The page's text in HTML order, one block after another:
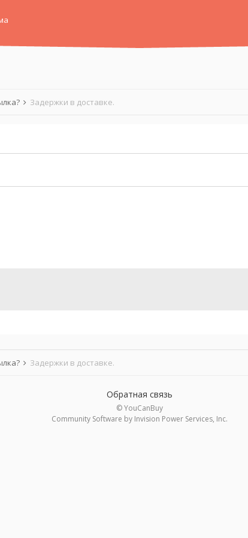
Задержки в доставке.
Задержки в доставке.
Обратная связь
© YouCanBuy
Community Software by Invision Power Services, Inc.